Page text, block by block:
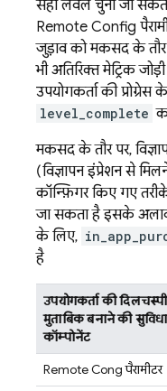
सही लेवल चुना जा
Remote Config
जुड़ाव को मकसद के
भी अतिरिक्त मेट्रिक
उपयोगकर्ता की प्रोग्रेस
level_complete
मकसद के तौर पर,
(विज्ञापन इंप्रेशन से
कॉन्फ़िगर किए गए
जा सकता है. इसके
के लिए,
है.
उपयोगकर्ता की
मुताबिक बनाने की
कॉम्पोनेंट
Remote Configपैरामीटर